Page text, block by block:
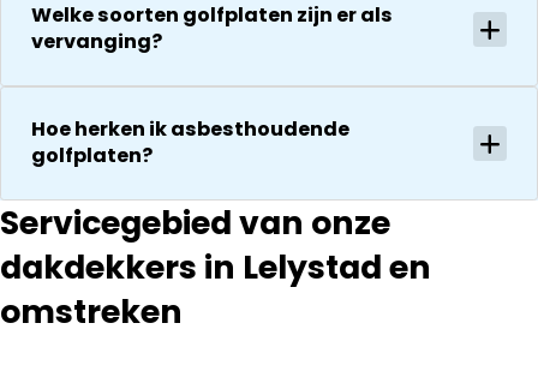
waard door
vakkundig
zonder extra
ook dan
communeren
ze goed en
aanraden.
Welke soorten golfplaten zijn er als
vervanging?
Hoe herken ik asbesthoudende
golfplaten?
Servicegebied van onze
dakdekkers in Lelystad en
omstreken